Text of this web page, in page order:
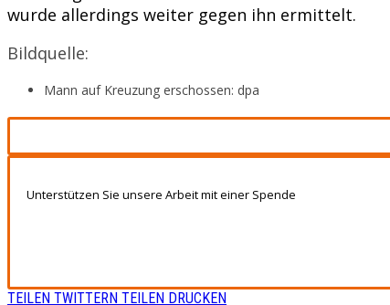
wurde allerdings weiter gegen ihn ermittelt.
Bildquelle:
Mann auf Kreuzung erschossen: dpa
Unterstützen Sie unsere Arbeit mit einer Spende
TEILEN TWITTERN TEILEN DRUCKEN